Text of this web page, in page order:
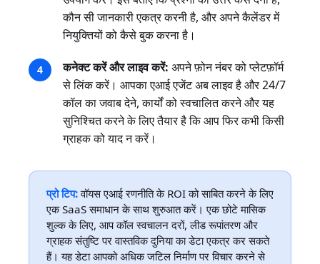
कौन सी जानकारी एकत्र करनी है, और अपने कैलेंडर में
नियुक्तियों को कैसे बुक करना है।
कनेक्ट करें और लाइव करें: अपने फ़ोन नंबर को प्लेटफ़ॉर्म
से लिंक करें। आपका एआई एजेंट अब लाइव है और 24/7
कॉल का जवाब देने, कार्यों को स्वचालित करने और यह
सुनिश्चित करने के लिए तैयार है कि आप फिर कभी किसी
ग्राहक को याद न करें।
प्रो टिप:वॉयस एआई रणनीति के ROI को साबित करने के लिए
एक SaaS समाधान के साथ शुरुआत करें। एक छोटे मासिक
शुल्क के लिए, आप कॉल स्वचालन दरों, लीड रूपांतरण और
ग्राहक संतुष्टि पर वास्तविक दुनिया का डेटा एकत्र कर सकते
हैं। यह डेटा आपको अधिक जटिल निर्माण पर विचार करने से